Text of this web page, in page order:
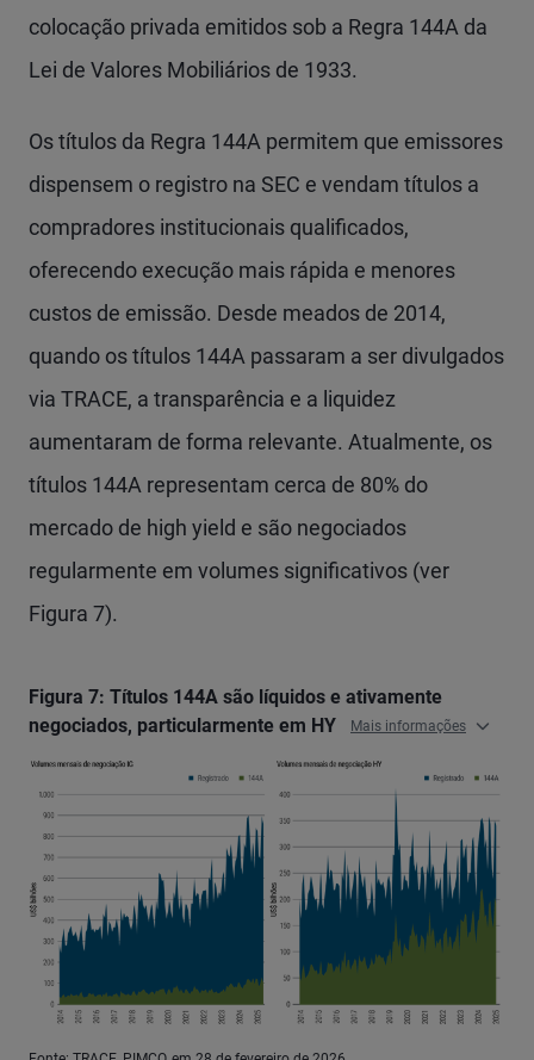
colocação privada emitidos sob a Regra 144A da
Lei de Valores Mobiliários de 1933.
Os títulos da Regra 144A permitem que emissores
dispensem o registro na SEC e vendam títulos a
compradores institucionais qualificados,
oferecendo execução mais rápida e menores
custos de emissão. Desde meados de 2014,
quando os títulos 144A passaram a ser divulgados
via TRACE, a transparência e a liquidez
aumentaram de forma relevante. Atualmente, os
títulos 144A representam cerca de 80% do
mercado de high yield e são negociados
regularmente em volumes significativos (ver
Figura 7).
Figura 7: Títulos 144A são líquidos e ativamente
negociados, particularmente em HY
Mais informações